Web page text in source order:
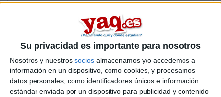
Su privacidad es importante para nosotros
Nosotros y nuestros socios almacenamos y/o accedemos a
información en un dispositivo, como cookies, y procesamos
datos personales, como identificadores únicos e información
estándar enviada por un dispositivo para publicidad y contenido
Sobre ti